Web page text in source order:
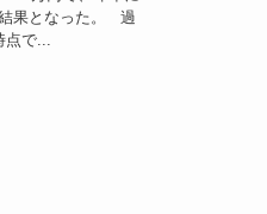
果となった。 過
で...